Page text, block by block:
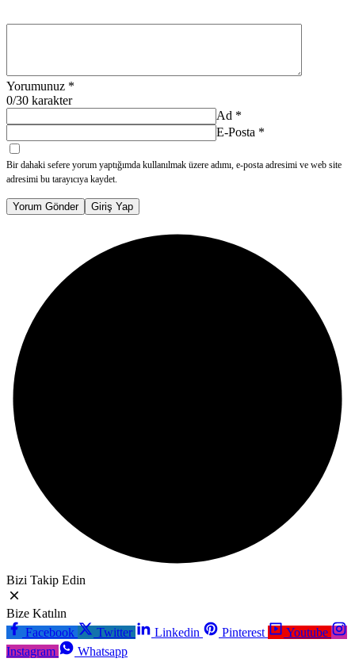
Yorumunuz *
0/30 karakter
Ad *
E-Posta *
Bir dahaki sefere yorum yaptığımda kullanılmak üzere adımı, e-posta adresimi ve web site
adresimi bu tarayıcıya kaydet.
Yorum Gönder Giriş Yap
Bizi Takip Edin
Bize Katılın
Facebook
Twitter Linkedin Pinterest
Youtube
Instagram
Whatsapp